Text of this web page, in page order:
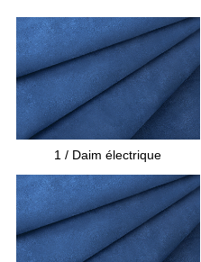
La doublure et les
en cuir
1 / Daim électrique